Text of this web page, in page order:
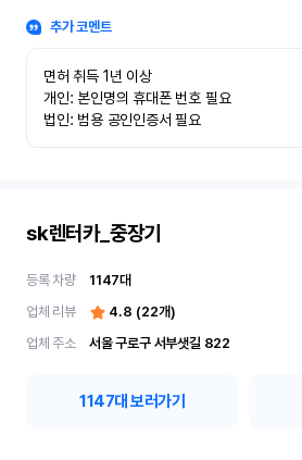
추가 코멘트
면허 취득 1년 이상
개인: 본인명의 휴대폰 번호 필요
법인: 범용 공인인증서 필요
sk렌터카_중장기
등록 차량 1147대
업체 리뷰
4.8 (22개)
업체 주소
서울 구로구 서부샛길 822
1147대 보러가기